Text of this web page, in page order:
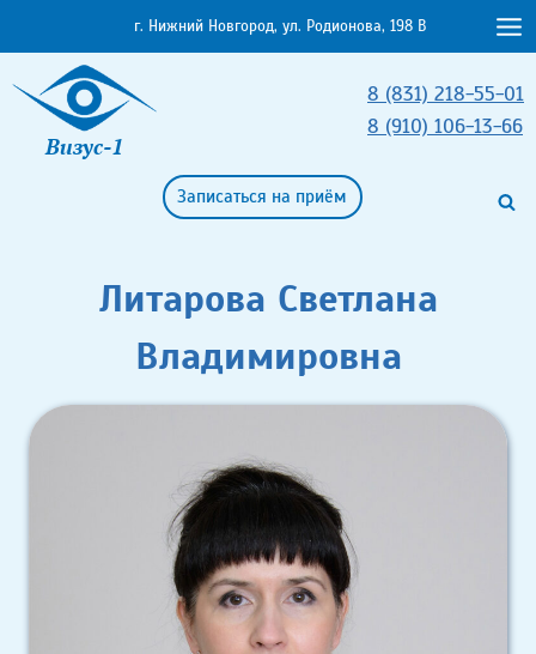
к
содержимому
г. Нижний Новгород, ул. Родионова, 198 В
Визус-1
8 (831) 218-55-01
8 (910) 106-13-66
Записаться на приём
Литарова Светлана
Владимировна